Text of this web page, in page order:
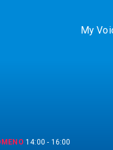
My
14:00 - 16:00